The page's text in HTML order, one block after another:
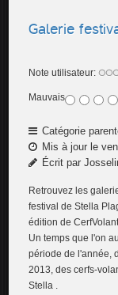
Galerie
Note utilisateur:
Mauvais
Catégorie
Mis à jour le
Écrit par
Retrouvez les
festival de Stella
édition de
Un temps que l'on
période de l'année,
2013, des cerfs-
Stella .